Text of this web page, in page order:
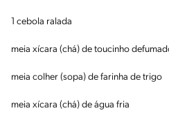
1 cebola ralada
meia xícara (chá) de toucinho
meia colher (sopa) de farinha de trigo
meia xícara (chá) de água fria